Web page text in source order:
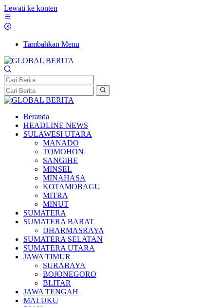
Lewati ke konten
Tambahkan Menu
Beranda
HEADLINE NEWS
SULAWESI UTARA
MANADO
TOMOHON
SANGIHE
MINSEL
MINAHASA
KOTAMOBAGU
MITRA
MINUT
SUMATERA
SUMATERA BARAT
DHARMASRAYA
SUMATERA SELATAN
SUMATERA UTARA
JAWA TIMUR
SURABAYA
BOJONEGORO
BLITAR
JAWA TENGAH
MALUKU